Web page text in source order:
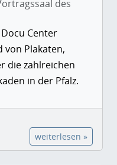
des
Center
Plakaten,
die zahlreichen
in der Pfalz.
weiterlesen »